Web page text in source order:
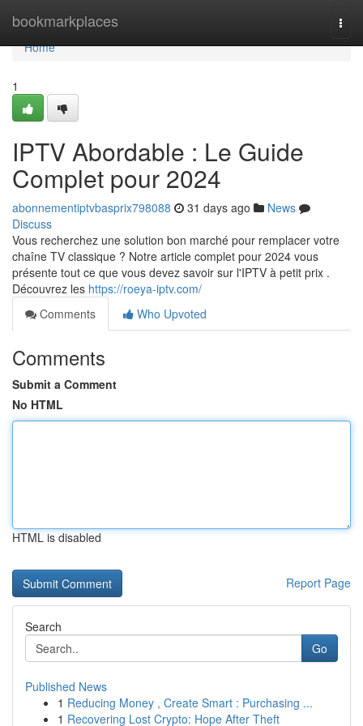
bookmarkplaces
Home
Home
1
IPTV Abordable : Le Guide
Complet pour 2024
abonnementiptvbasprix798088 31 days ago
News
Discuss
Vous recherchez une solution bon marché pour remplacer votre
chaîne TV classique ? Notre article complet pour 2024 vous
présente tout ce que vous devez savoir sur l'IPTV à petit prix .
Découvrez les https://roeya-iptv.com/
Comments
Who Upvoted
Comments
Submit a Comment
No HTML
HTML is disabled
Report Page
Search
Go
Published News
1 Reducing Money , Create Smart : Purchasing ...
1 Recovering Lost Crypto: Hope After Theft